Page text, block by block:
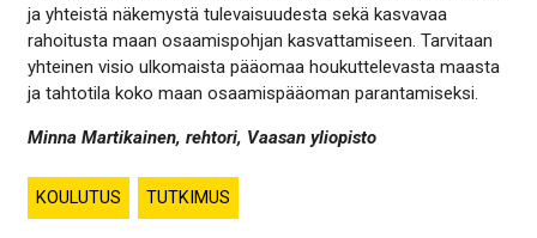
ja yhteistä näkemystä tulevaisuudesta sekä kasvavaa
rahoitusta maan osaamispohjan kasvattamiseen. Tarvitaan
yhteinen visio ulkomaista pääomaa houkuttelevasta maasta
ja tahtotila koko maan osaamispääoman parantamiseksi.
Minna Martikainen, rehtori, Vaasan yliopisto
KOULUTUS TUTKIMUS